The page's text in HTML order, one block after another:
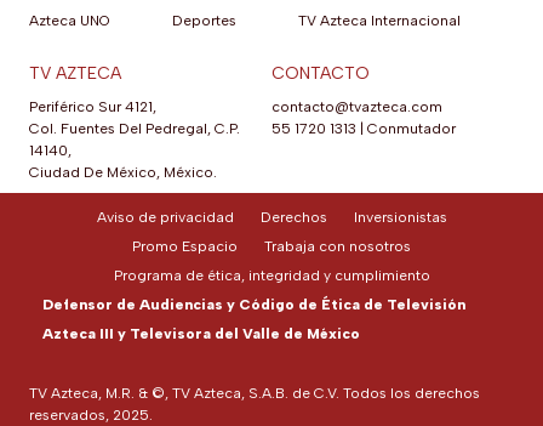
Azteca UNO
Deportes
TV Azteca Internacional
TV AZTECA
Periférico Sur 4121,
Col. Fuentes Del Pedregal, C.P.
14140,
Ciudad De México, México.
CONTACTO
contacto@tvazteca.com
55 1720 1313
Conmutador
TV Azteca, M.R. & ©, TV Azteca, S.A.B. de C.V. Todos los derechos
reservados, 2025.
Aviso de privacidad Derechos
Inversionistas
Promo Espacio
Trabaja con nosotros
Programa de ética, integridad y cumplimiento
Defensor de Audiencias y Código de Ética de Televisión
Azteca III y Televisora del Valle de México